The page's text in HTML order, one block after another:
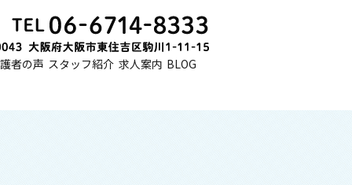
者の声 スタッフ紹介 求人案内 BLOG